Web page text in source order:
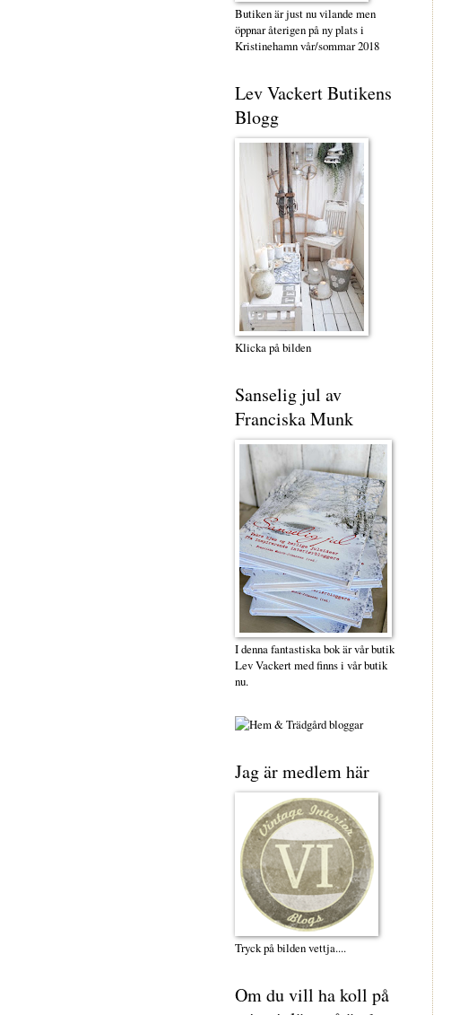
Butiken är just nu vilande men
öppnar återigen på ny plats i
Kristinehamn vår/sommar 2018
Lev Vackert Butikens
Blogg
Klicka på bilden
Sanselig jul av
Franciska Munk
I denna fantastiska bok är vår butik
Lev Vackert med finns i vår butik
nu.
Jag är medlem här
Tryck på bilden vettja....
Om du vill ha koll på